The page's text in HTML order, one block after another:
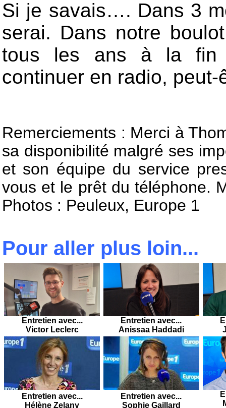
Si je savais…. Dans 3
serai. Dans notre
tous les ans à la fin
continuer en radio,
Remerciements : Merci à
sa disponibilité malgré ses
et son équipe du service
vous et le prêt du téléphone.
Photos : Peuleux, Europe 1
Pour aller plus loin...
Entretien avec...
Victor Leclerc
Entretien avec...
Anissaa Haddadi
Entretien avec...
Hélène Zelany
Entretien avec...
Sophie Gaillard